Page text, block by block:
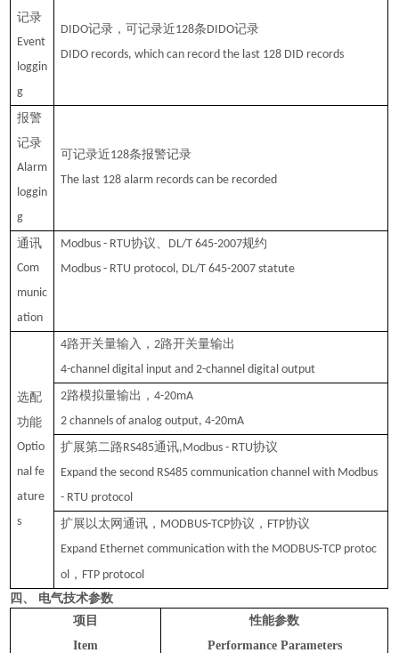
记录
Event
loggin
g
DIDO记录，可记录近128条DIDO记录
DIDO records, which can record the last 128 DID records
报警
记录
Alarm
loggin
g
可记录近128条报警记录
The last 128 alarm records can be recorded
通讯
Com
munic
ation
Modbus - RTU协议、 DL/T 645-2007规约
Modbus - RTU protocol, DL/T 645-2007 statute
选配
功能
Optio
nal fe
ature
s
4路开关量输入，2路开关量输出
4-channel digital input and 2-channel digital output
2路模拟量输出，4-20mA
2 channels of analog output, 4-20mA
扩展第二路RS485通讯,Modbus - RTU协议
Expand the second RS485 communication channel with Modbus
- RTU protocol
扩展以太网通讯， MODBUS-TCP协议， FTP协议
Expand Ethernet communication with the MODBUS-TCP protoc
ol ， FTP protocol
四、 电气技术参数
项目
Item
性能参数
Performance Parameters